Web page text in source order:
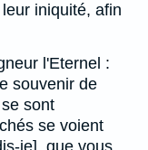
iniquité, afin
l'Eternel :
souvenir de
sont
se voient
je], que vous